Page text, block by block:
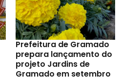
Prefeitura de Gramado
prepara lançamento do
projeto Jardins de
Gramado em setembro